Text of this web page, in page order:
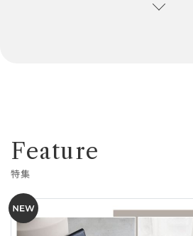
Feature
特集